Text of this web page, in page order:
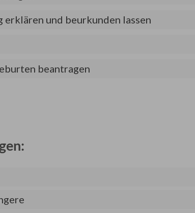
und beurkunden lassen
beantragen